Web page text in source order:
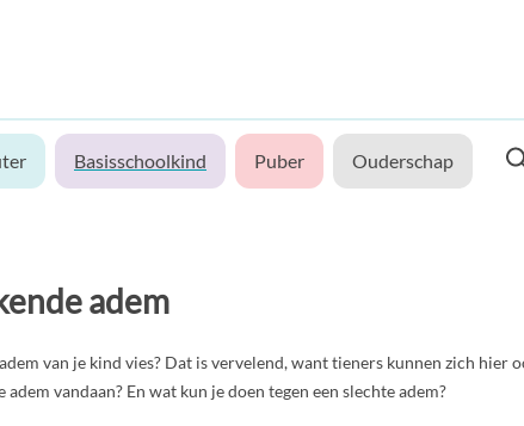
Basisschoolkind Puber Ouderschap
adem
van je kind vies? Dat is vervelend, want tieners kunnen zich hier
adem vandaan? En wat kun je doen tegen een slechte adem?